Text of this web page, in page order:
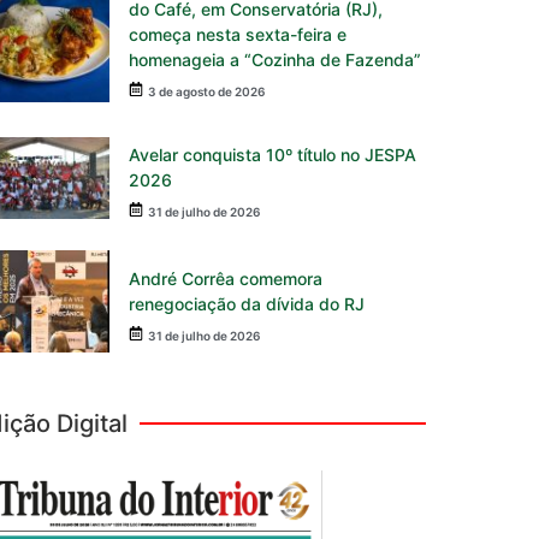
do Café, em Conservatória (RJ),
começa nesta sexta-feira e
homenageia a “Cozinha de Fazenda”
3 de agosto de 2026
Avelar conquista 10º título no JESPA
2026
31 de julho de 2026
André Corrêa comemora
renegociação da dívida do RJ
31 de julho de 2026
Digital